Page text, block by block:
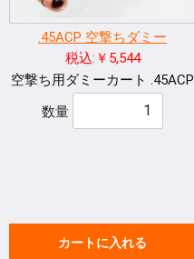
.45ACP 空撃ちダミー
税込:￥5,544
空撃ち用ダミーカート .45ACP
数量
カートに入れる